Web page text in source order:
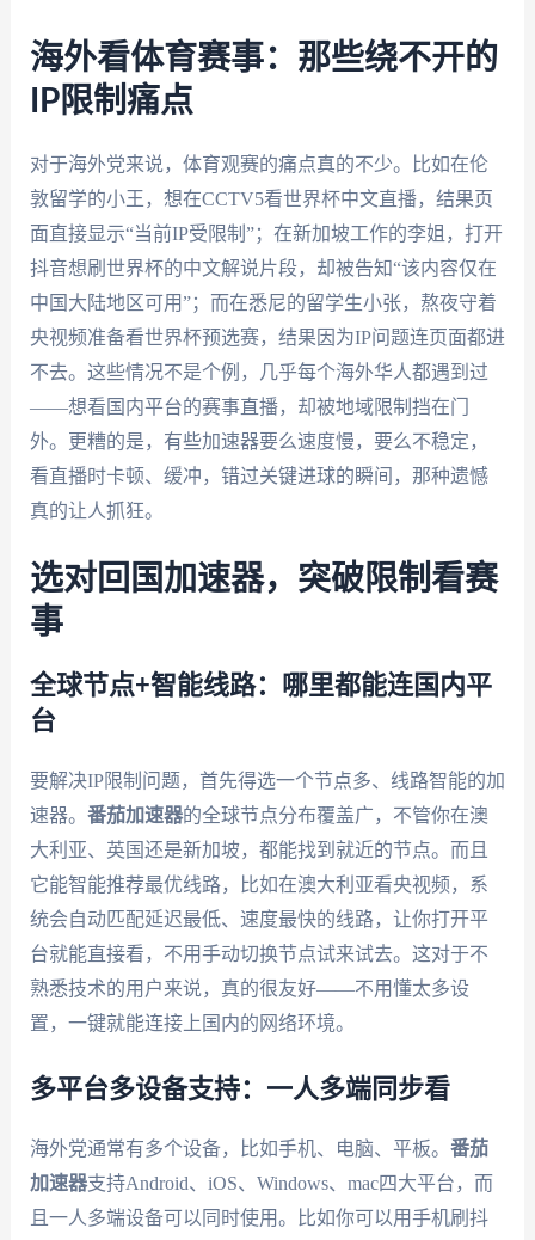
海外看体育赛事：那些绕不开的
IP限制痛点
对于海外党来说，体育观赛的痛点真的不少。比如在伦
敦留学的小王，想在CCTV5看世界杯中文直播，结果页
面直接显示“当前IP受限制”；在新加坡工作的李姐，打开
抖音想刷世界杯的中文解说片段，却被告知“该内容仅在
中国大陆地区可用”；而在悉尼的留学生小张，熬夜守着
央视频准备看世界杯预选赛，结果因为IP问题连页面都进
不去。这些情况不是个例，几乎每个海外华人都遇到过
——想看国内平台的赛事直播，却被地域限制挡在门
外。更糟的是，有些加速器要么速度慢，要么不稳定，
看直播时卡顿、缓冲，错过关键进球的瞬间，那种遗憾
真的让人抓狂。
选对回国加速器，突破限制看赛
事
全球节点+智能线路：哪里都能连国内平
台
要解决IP限制问题，首先得选一个节点多、线路智能的加
速器。 番茄加速器的全球节点分布覆盖广，不管你在澳
大利亚、英国还是新加坡，都能找到就近的节点。而且
它能智能推荐最优线路，比如在澳大利亚看央视频，系
统会自动匹配延迟最低、速度最快的线路，让你打开平
台就能直接看，不用手动切换节点试来试去。这对于不
熟悉技术的用户来说，真的很友好——不用懂太多设
置，一键就能连接上国内的网络环境。
多平台多设备支持：一人多端同步看
海外党通常有多个设备，比如手机、电脑、平板。 番茄
加速器支持Android、iOS、Windows、mac四大平台，而
且一人多端设备可以同时使用。比如你可以用手机刷抖